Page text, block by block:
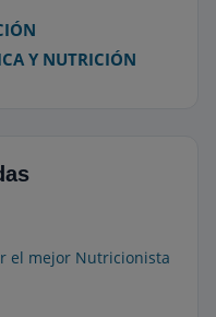
Y NUTRICIÓN
el mejor Nutricionista